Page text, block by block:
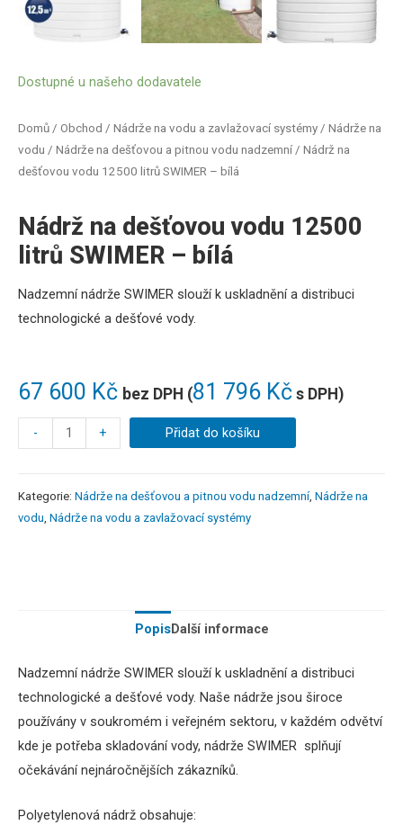
Domů / Obchod / Nádrže na vodu a zavlažovací systémy / Nádrže na
vodu / Nádrže na dešťovou a pitnou vodu nadzemní / Nádrž na
dešťovou vodu 12500 litrů SWIMER – bílá
Nádrž na dešťovou vodu 12500
litrů SWIMER – bílá
67 600 Kč bez DPH (81 796 Kč s DPH)
Nadzemní nádrže SWIMER slouží k uskladnění a distribuci
technologické a dešťové vody.
Dostupné u našeho dodavatele
- + Přidat do košíku
Kategorie: Nádrže na dešťovou a pitnou vodu nadzemní, Nádrže na
vodu, Nádrže na vodu a zavlažovací systémy
PopisDalší informace
Nadzemní nádrže SWIMER slouží k uskladnění a distribuci
technologické a dešťové vody. Naše nádrže jsou široce
používány v soukromém i veřejném sektoru, v každém odvětví
kde je potřeba skladování vody, nádrže SWIMER splňují
očekávání nejnáročnějších zákazníků.
Polyetylenová nádrž obsahuje: